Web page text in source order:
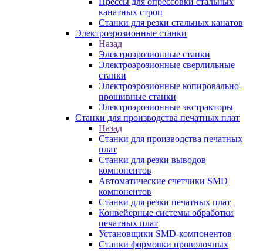
канатных строп
Станки для резки стальных канатов
Электроэрозионные станки
Назад
Электроэрозионные станки
Электроэрозионные сверлильные
станки
Электроэрозионные копировально-
прошивные станки
Электроэрозионные экстракторы
Станки для производства печатных плат
Назад
Станки для производства печатных
плат
Станки для резки выводов
компонентов
Автоматические счетчики SMD
компонентов
Станки для резки печатных плат
Конвейерные системы обработки
печатных плат
Установщики SMD-компонентов
Станки формовки проволочных